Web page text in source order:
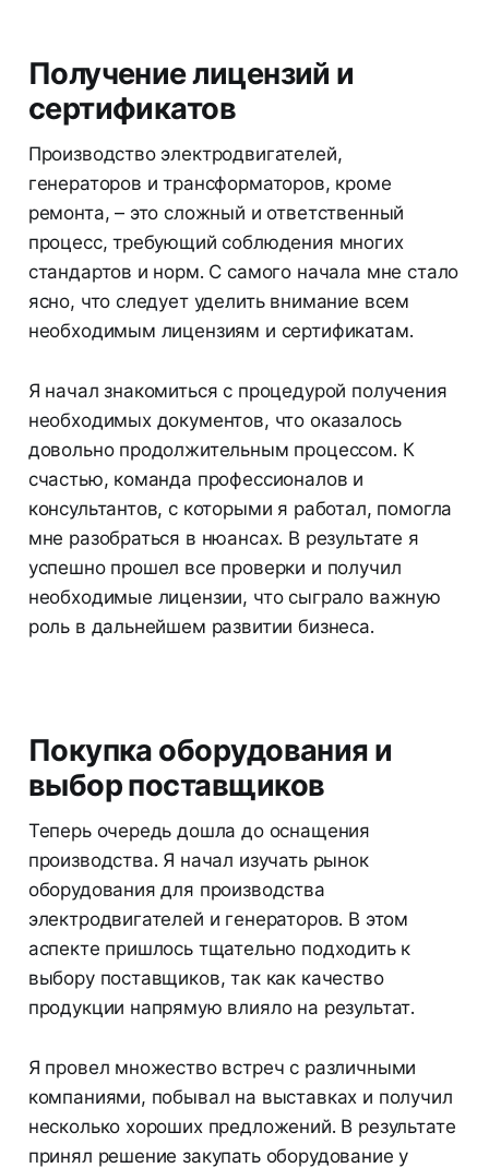
Получение лицензий и
сертификатов
Производство электродвигателей,
генераторов и трансформаторов, кроме
ремонта, – это сложный и ответственный
процесс, требующий соблюдения многих
стандартов и норм. С самого начала мне стало
ясно, что следует уделить внимание всем
необходимым лицензиям и сертификатам.
Я начал знакомиться с процедурой получения
необходимых документов, что оказалось
довольно продолжительным процессом. К
счастью, команда профессионалов и
консультантов, с которыми я работал, помогла
мне разобраться в нюансах. В результате я
успешно прошел все проверки и получил
необходимые лицензии, что сыграло важную
роль в дальнейшем развитии бизнеса.
Покупка оборудования и
выбор поставщиков
Теперь очередь дошла до оснащения
производства. Я начал изучать рынок
оборудования для производства
электродвигателей и генераторов. В этом
аспекте пришлось тщательно подходить к
выбору поставщиков, так как качество
продукции напрямую влияло на результат.
Я провел множество встреч с различными
компаниями, побывал на выставках и получил
несколько хороших предложений. В результате
принял решение закупать оборудование у